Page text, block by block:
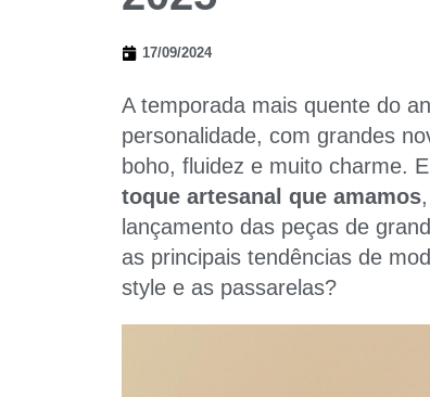
17/09/2024
A temporada mais quente do
personalidade, com grandes
boho, fluidez e muito charme.
toque artesanal que amamos
lançamento das peças de
as principais tendências de
style e as passarelas?